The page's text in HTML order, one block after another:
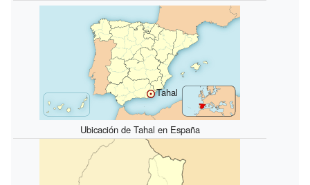
Tahal
Ubicación de Tahal en España